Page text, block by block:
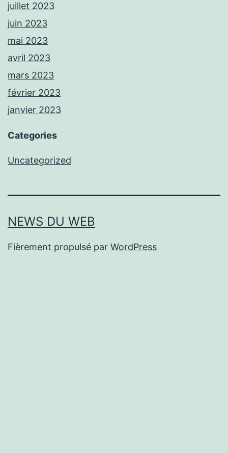
juillet 2023
juin 2023
mai 2023
avril 2023
mars 2023
février 2023
janvier 2023
Categories
Uncategorized
NEWS DU WEB
Fièrement propulsé par WordPress